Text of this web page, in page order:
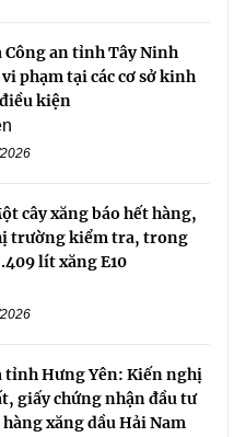
Công an tỉnh Tây Ninh
phạm tại các cơ sở kinh
kiện
cây xăng báo hết hàng,
trường kiểm tra, trong
lít xăng E10
tỉnh Hưng Yên: Kiến nghị
giấy chứng nhận đầu tư
hàng xăng dầu Hải Nam